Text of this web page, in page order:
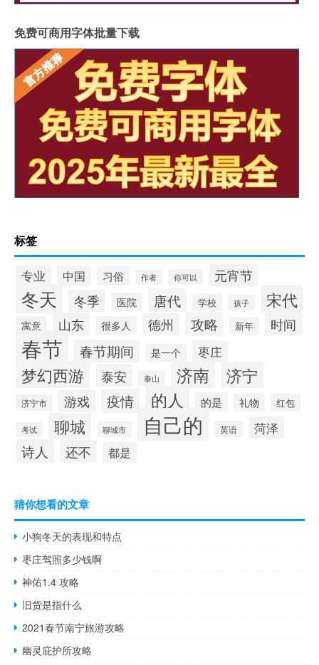
免费可商用字体批量下载
标签
专业 中国 习俗 作者 你可以 元宵节
冬天 冬季 医院 唐代 学校 孩子 宋代
寓意 山东 很多人 德州 攻略 新年 时间
春节 春节期间 是一个 枣庄
梦幻西游 泰安 泰山 济南 济宁
济宁市 游戏 疫情 的人 的是 礼物 红包
考试 聊城 聊城市 自己的 英语 菏泽
诗人 还不 都是
猜你想看的文章
小狗冬天的表现和特点
枣庄驾照多少钱啊
神佑1.4 攻略
旧货是指什么
2021春节南宁旅游攻略
幽灵庇护所攻略